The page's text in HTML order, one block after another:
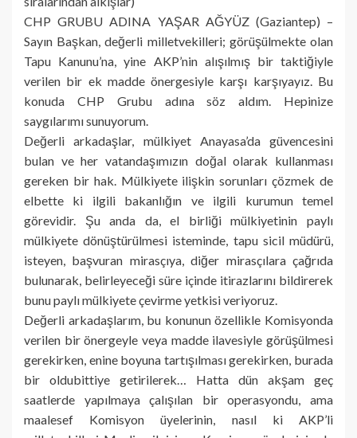
CHP GRUBU ADINA YAŞAR AĞYÜZ (Gaziantep) –
Sayın Başkan, değerli milletvekilleri; görüşülmekte olan
Tapu Kanunu’na, yine AKP’nin alışılmış bir taktiğiyle
verilen bir ek madde önergesiyle karşı karşıyayız. Bu
konuda CHP Grubu adına söz aldım. Hepinize
saygılarımı sunuyorum.
Değerli arkadaşlar, mülkiyet Anayasa’da güvencesini
bulan ve her vatandaşımızın doğal olarak kullanması
gereken bir hak. Mülkiyete ilişkin sorunları çözmek de
elbette ki ilgili bakanlığın ve ilgili kurumun temel
görevidir. Şu anda da, el birliği mülkiyetinin paylı
mülkiyete dönüştürülmesi isteminde, tapu sicil müdürü,
isteyen, başvuran mirasçıya, diğer mirasçılara çağrıda
bulunarak, belirleyeceği süre içinde itirazlarını bildirerek
bunu paylı mülkiyete çevirme yetkisi veriyoruz.
Değerli arkadaşlarım, bu konunun özellikle Komisyonda
verilen bir önergeyle veya madde ilavesiyle görüşülmesi
gerekirken, enine boyuna tartışılması gerekirken, burada
bir oldubittiye getirilerek… Hatta dün akşam geç
saatlerde yapılmaya çalışılan bir operasyondu, ama
maalesef Komisyon üyelerinin, nasıl ki AKP’li